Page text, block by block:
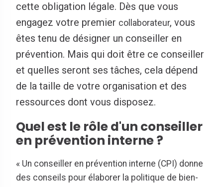
cette obligation légale. Dès que vous
engagez votre premier collaborateur, vous
êtes tenu de désigner un conseiller en
prévention. Mais qui doit être ce conseiller
et quelles seront ses tâches, cela dépend
de la taille de votre organisation et des
ressources dont vous disposez.
Quel est le rôle d'un conseiller
en prévention interne ?
« Un conseiller en prévention interne (CPI) donne
des conseils pour élaborer la politique de bien-